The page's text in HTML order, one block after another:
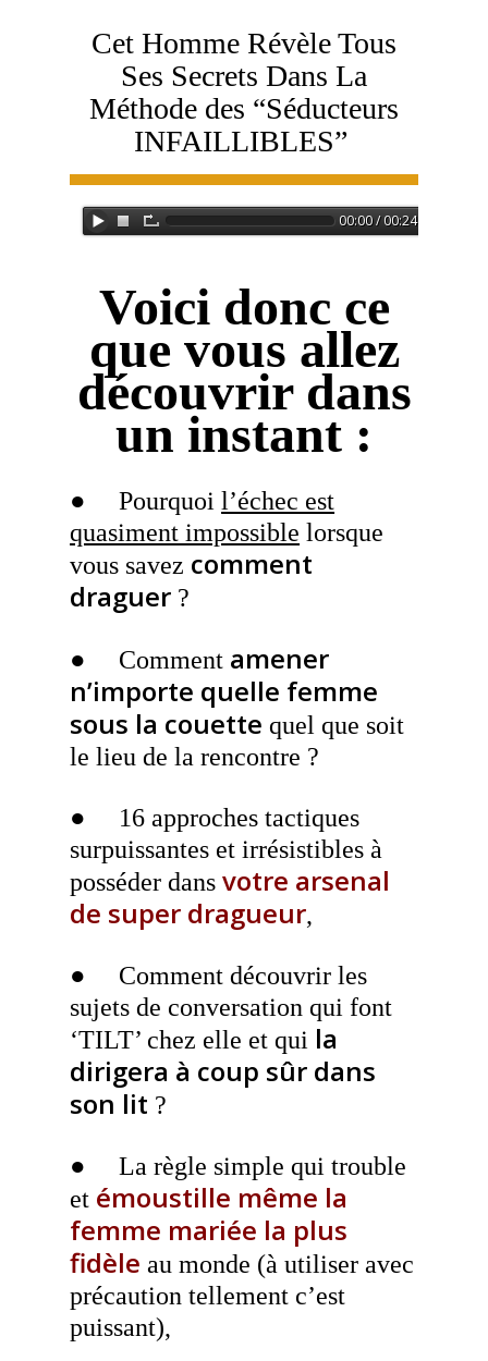
Cet Homme Révèle Tous
Ses Secrets Dans La
Méthode des “Séducteurs
INFAILLIBLES”
Voici donc ce
que vous allez
découvrir dans
un instant :
● Pourquoil’échec est
quasiment impossible lorsque
vous savez comment
draguer ?
● Comment amener
n’importe quelle femme
sous la couette quel que soit
le lieu de la rencontre ?
● 16 approches tactiques
surpuissantes et irrésistibles à
posséder dansvotre arsenal
de super dragueur,
● Comment découvrir les
sujets de conversation qui font
‘TILT’ chez elle et qui la
dirigera à coup sûr dans
son lit ?
● La règle simple qui trouble
et émoustille même la
femme mariée la plus
fidèle au monde (à utiliser avec
précaution tellement c’est
puissant),